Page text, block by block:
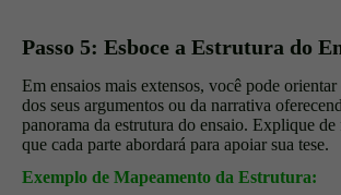
Passo 5: Esboce a Estrutura do
Em ensaios mais extensos, você pode
dos seus argumentos ou da narrativa
panorama da estrutura do ensaio. Explique
que cada parte abordará para apoiar sua tese.
Exemplo de Mapeamento da Estrutura: